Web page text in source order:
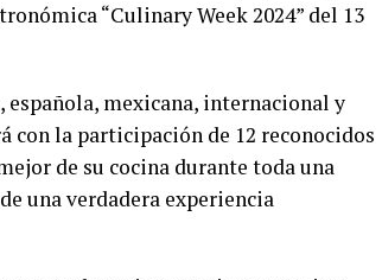
“Culinary Week 2024” del 13
mexicana, internacional y
con la participación de 12 reconocidos
de su cocina durante toda una
una verdadera experiencia